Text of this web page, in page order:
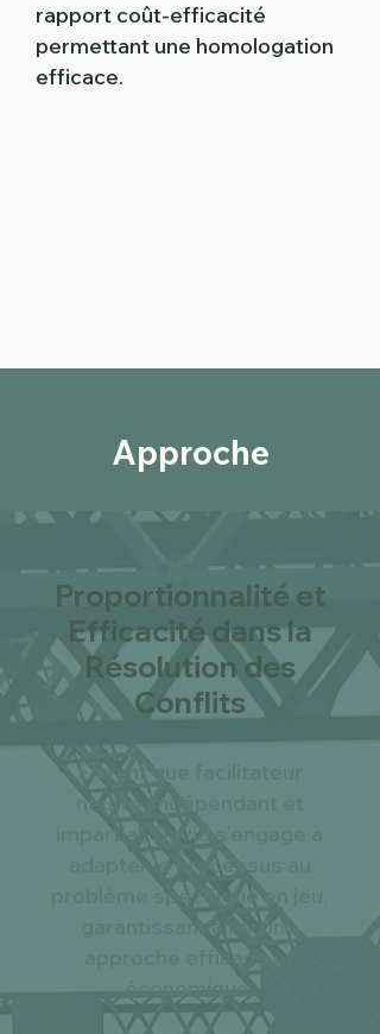
rapport coût-efficacité
permettant une homologation
efficace.
Approche
Proportionnalité et
Efficacité dans la
Résolution des
Conflits
En tant que facilitateur
neutre, indépendant et
impartial, David s’engage à
adapter le processus au
problème spécifique en jeu,
garantissant ainsi une
approche efficace et
économique.